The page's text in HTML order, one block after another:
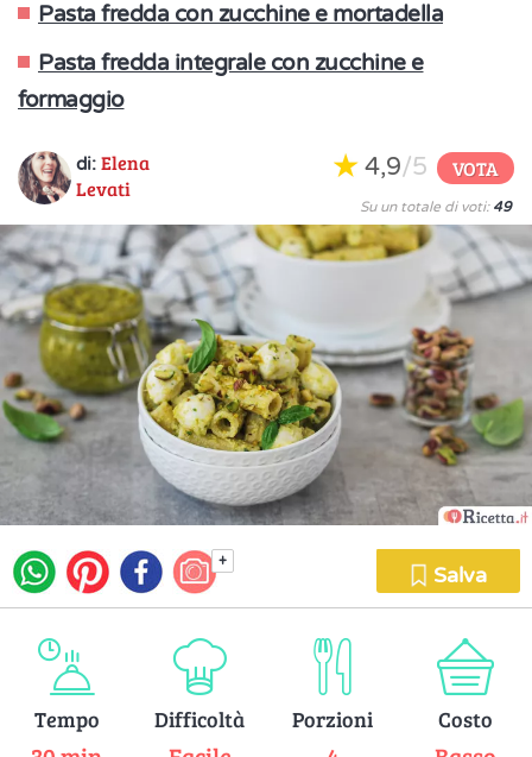
Pasta fredda con zucchine e mortadella
Pasta fredda integrale con zucchine e
formaggio
di: Elena
Levati
4,9/5 VOTA
Su un totale di voti: 49
+
Salva
Tempo Difficoltà Porzioni Costo